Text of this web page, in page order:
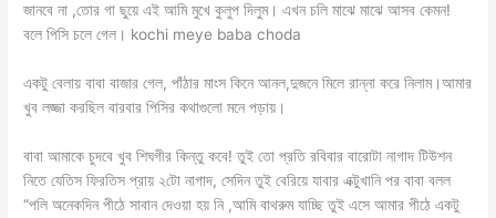
জানবে না ,তোর গা ছুয়ে এই আমি মুখে কুলুপ দিলুম। এখন চলি মাঝে মাঝে আসব কেমন!
বলে পিসি চলে গেল। kochi meye baba choda
একটু বেলায় বাবা বাজার গেল, পাঁঠার মাংস কিনে আনল,দুজনে মিলে রান্না করে নিলাম।আমার
খুব লজ্জা করছিল বারবার পিসির কথাগুলো মনে পড়ায়।
বাবা আমাকে চুদবে খুব শিঘগীর কিন্তু কবে! তুই তো প্রতি রবিবার বারোটা নাগাদ টিউশন
নিতে যেতিস ফিরতিস প্রায় ২টো নাগাদ, সেদিন তুই বেরিয়ে যাবার এক্টুখানি পর বাবা বলল
“পলি অনেকদিন পীঠে সাবান দেওয়া হয় নি ,আমি বাথরুম যাচ্ছি তুই এসে আমার পীঠে একটু